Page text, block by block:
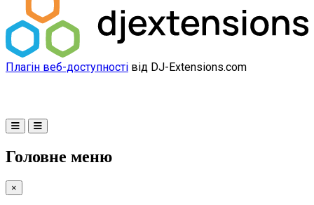
Плагін веб-доступності від DJ-Extensions.com
Головне меню
×